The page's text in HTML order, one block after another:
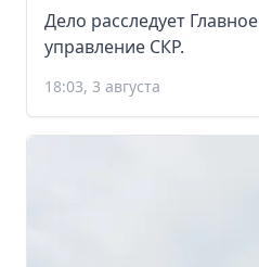
Дело расследует
управление СКР.
18:03, 3 августа